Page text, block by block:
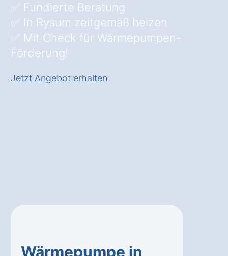
✅ Fundierte Beratung
✅ In Rysum zeitgemäß heizen
✅ Mit Check für Wärmepumpen-
Förderung!
Jetzt Angebot erhalten
Wärmepumpe in